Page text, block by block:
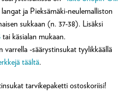
ja Pieksämäki-neulemalliston
sukkaan (n. 37-38). Lisäksi
tai käsialan mukaan.
varrella -säärystinsukat tyylikkäällä
täältä.
tarvikepaketti ostoskoriisi!